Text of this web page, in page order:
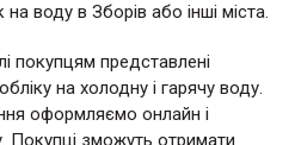
на воду в Зборів або інші міста.
покупцям представлені
на холодну і гарячу воду.
оформляємо онлайн і
Покупці зможуть отримати